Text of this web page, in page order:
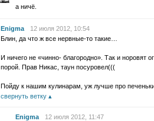
а ничё.
Enigma
12 июля 2012, 10:54
Блин, да что ж все нервные-то такие…
И ничего не «чинно- благородно». Так и норовят
порой. Прав Никас, таун посуровел(((
Пойду к нашим кулинарам, уж лучше про
свернуть ветку
Enigma
12 июля 2012, 11:47